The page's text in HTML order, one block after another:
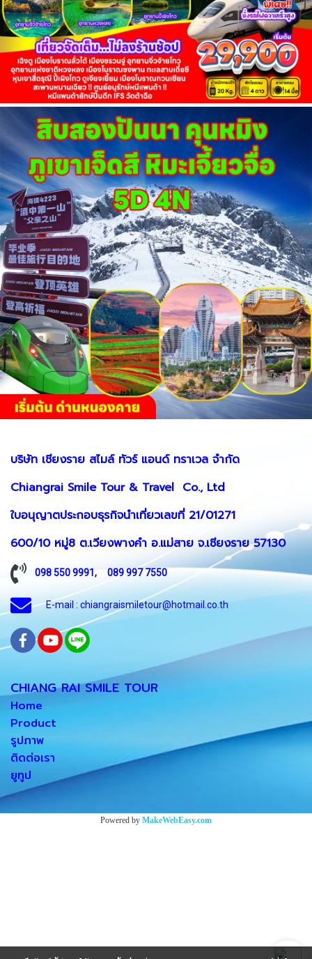
บริษัท เชียงราย สไมล์ ทัวร์ แอนด์ ทราเวล จำกัด
Chiangrai Smile Tour & Travel Co., Ltd
ใบอนุญาตประกอบธุรกิจนำเที่ยวเลขที่ 21/01271
600/10 หมู่8 ต.เวียงพางคำ อ.แม่สาย จ.เชียงราย 57130
098 550 9991, 089 997 7550
E-mail : chiangraismiletour@hotmail.co.th
CHIANG RAI SMILE TOUR
Home
Product
รูปภาพ
ติดต่อเรา
ยูทูป
Powered by MakeWebEasy.com